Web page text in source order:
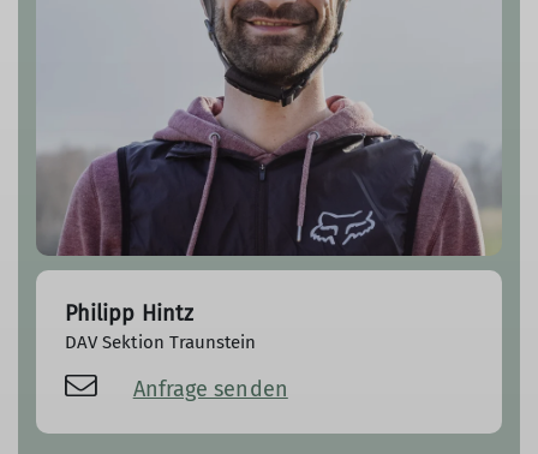
Philipp Hintz
DAV Sektion Traunstein
Anfrage senden